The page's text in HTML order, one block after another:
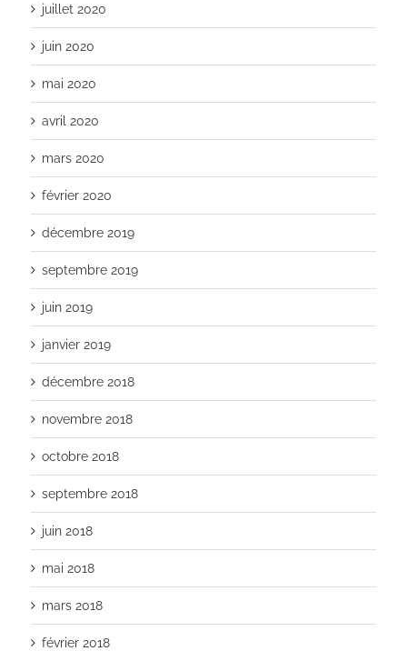
juillet 2020
juin 2020
mai 2020
avril 2020
mars 2020
février 2020
décembre 2019
septembre 2019
juin 2019
janvier 2019
décembre 2018
novembre 2018
octobre 2018
septembre 2018
juin 2018
mai 2018
mars 2018
février 2018